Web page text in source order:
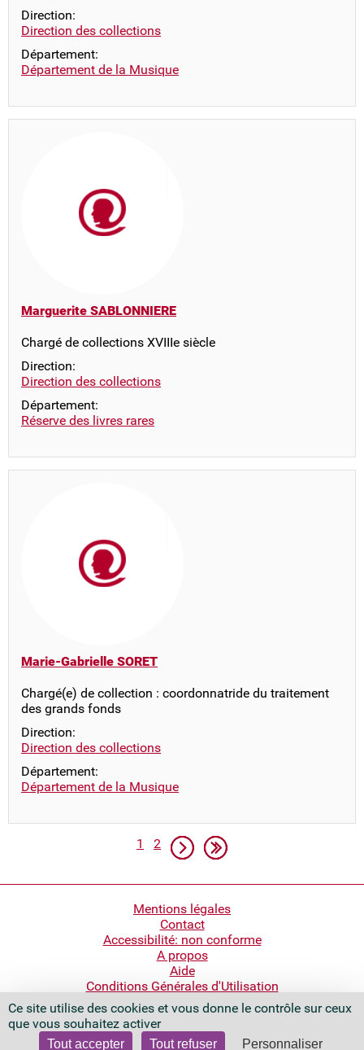
Ce site utilise des cookies et vous donne le contrôle sur ceux
que vous souhaitez activer
Tout accepter Tout refuser Personnaliser
Direction:
Direction des collections
Département:
Département de la Musique
Marguerite SABLONNIERE
Chargé de collections XVIIIe siècle
Direction:
Direction des collections
Département:
Réserve des livres rares
Marie-Gabrielle SORET
Chargé(e) de collection : coordonnatride du traitement
des grands fonds
Direction:
Direction des collections
Département:
Département de la Musique
Pagination
Page
1 Page
2 Page suivante
Dernière page
Mentions légales
Contact
Accessibilité: non conforme
A propos
Aide
Conditions Générales d'Utilisation
Bibliothèque nationale de France
Quai François Mauriac
75706 Paris Cedex 13 - France